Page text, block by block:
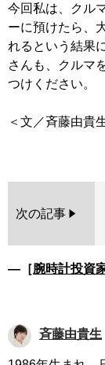
今回私は、クル
ーに預けたら、
れるという結果
さんも、クルマ
つけください。
＜文／斉藤由貴
次の記事
―［腕時計投資
斉藤由貴生